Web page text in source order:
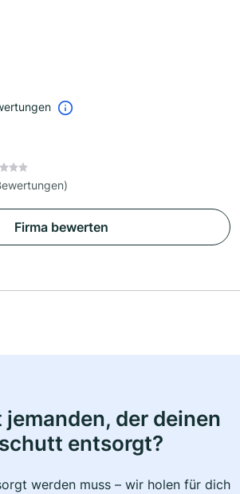
Firma bewerten
der deinen
entsorgt?
werden muss – wir holen für dich